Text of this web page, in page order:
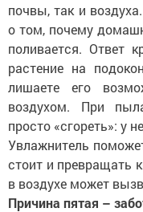
почвы, так и
о том, почему
поливается. Ответ
растение на
лишаете его
воздухом. При
просто «сгореть»: у
Увлажнитель
стоит и превращать
в воздухе может
Причина пятая –